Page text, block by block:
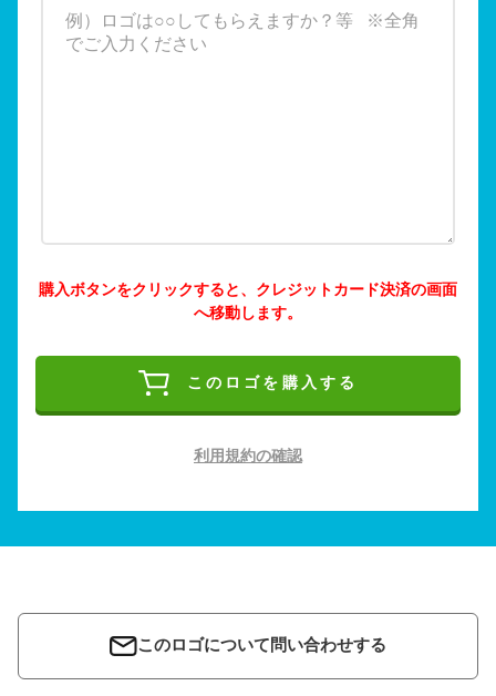
購入ボタンをクリックすると、クレジットカード決済の画面
へ移動します。
このロゴを購入する
利用規約の確認
このロゴについて問い合わせする